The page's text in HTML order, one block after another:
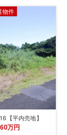
【平内売地】
物件
万円